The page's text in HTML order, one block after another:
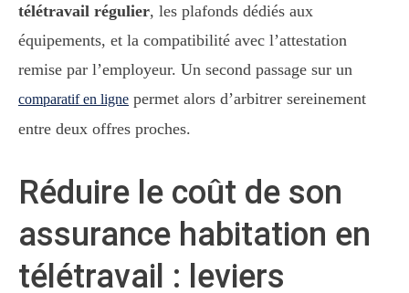
télétravail régulier, les plafonds dédiés aux
équipements, et la compatibilité avec l’attestation
remise par l’employeur. Un second passage sur un
comparatif en ligne permet alors d’arbitrer sereinement
entre deux offres proches.
Réduire le coût de son
assurance habitation en
télétravail : leviers